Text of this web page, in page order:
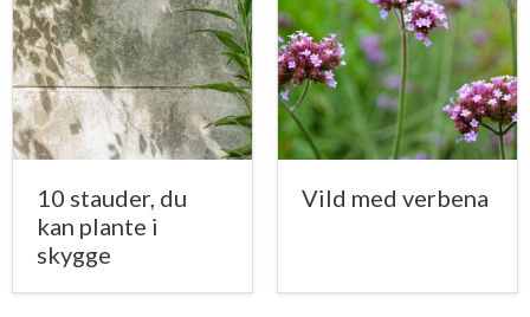
10 stauder, du
kan plante i
skygge
Vild med verbena